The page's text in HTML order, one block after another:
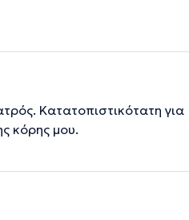
Κατατοπιστικότατη για
κόρης μου.